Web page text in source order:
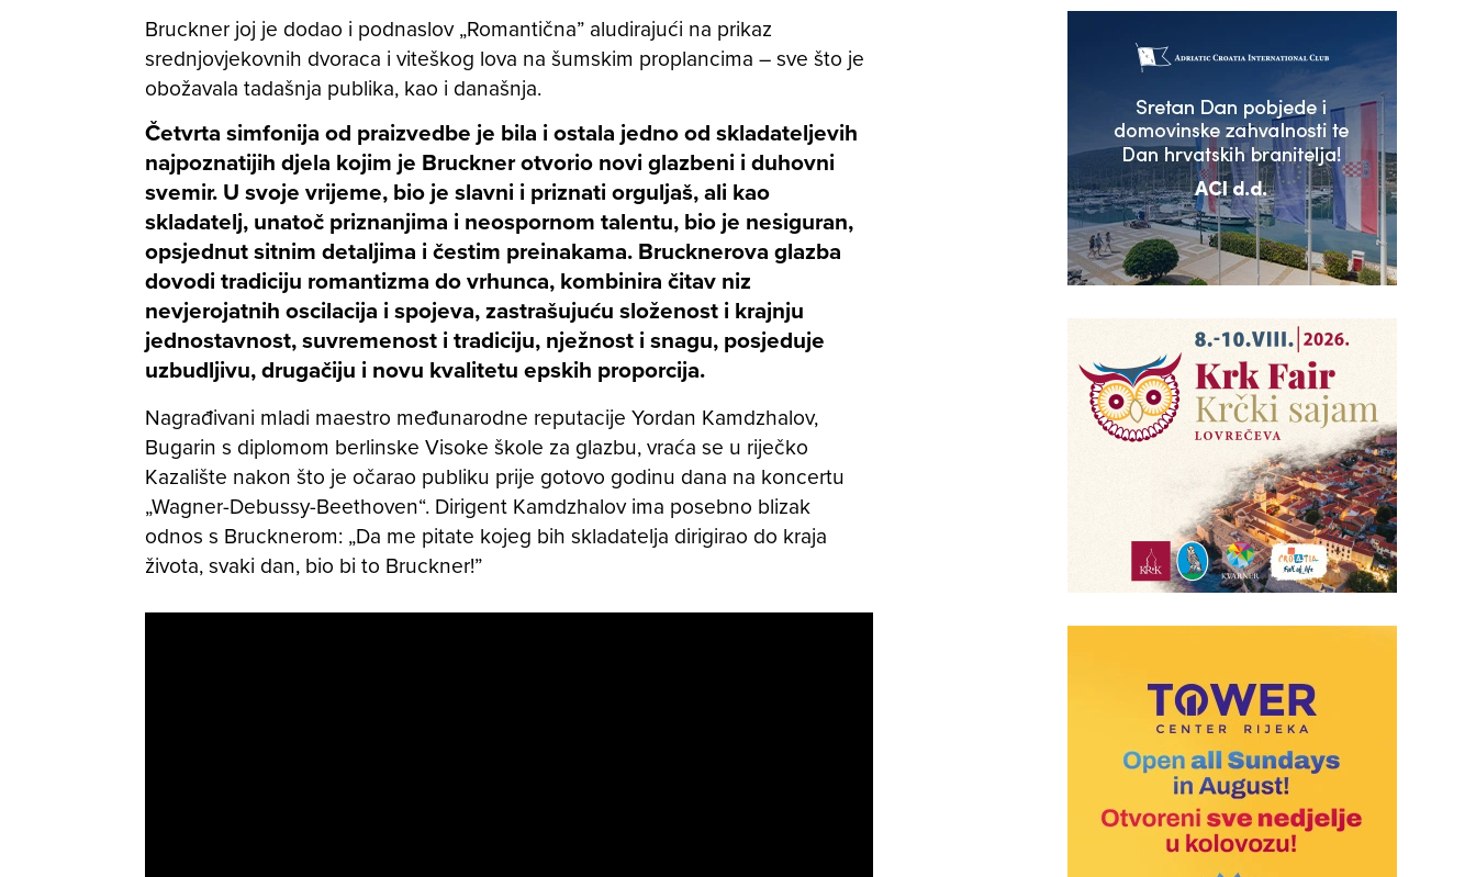
Bruckner joj je dodao i podnaslov „Romantična” aludirajući na prikaz
srednjovjekovnih dvoraca i viteškog lova na šumskim proplancima – sve što je
obožavala tadašnja publika, kao i današnja.
Četvrta simfonija od praizvedbe je bila i ostala jedno od skladateljevih
najpoznatijih djela kojim je Bruckner otvorio novi glazbeni i duhovni
svemir. U svoje vrijeme, bio je slavni i priznati orguljaš, ali kao
skladatelj, unatoč priznanjima i neospornom talentu, bio je nesiguran,
opsjednut sitnim detaljima i čestim preinakama. Brucknerova glazba
dovodi tradiciju romantizma do vrhunca, kombinira čitav niz
nevjerojatnih oscilacija i spojeva, zastrašujuću složenost i krajnju
jednostavnost, suvremenost i tradiciju, nježnost i snagu, posjeduje
uzbudljivu, drugačiju i novu kvalitetu epskih proporcija.
Nagrađivani mladi maestro međunarodne reputacije Yordan Kamdzhalov,
Bugarin s diplomom berlinske Visoke škole za glazbu, vraća se u riječko
Kazalište nakon što je očarao publiku prije gotovo godinu dana na koncertu
„Wagner-Debussy-Beethoven“. Dirigent Kamdzhalov ima posebno blizak
odnos s Brucknerom: „Da me pitate kojeg bih skladatelja dirigirao do kraja
života, svaki dan, bio bi to Bruckner!”